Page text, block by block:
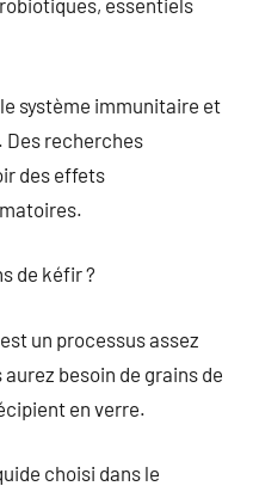
essentiels
système immunitaire et
recherches
des effets
de kéfir ?
un processus assez
besoin de grains de
en verre.
choisi dans le